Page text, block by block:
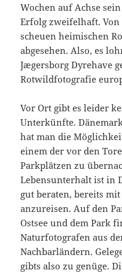
Wochen auf Achse
Erfolg zweifelhaft. Von
scheuen heimischen
abgesehen. Also, es
Jægersborg Dyrehave
Rotwildfotografie
Vor Ort gibt es leider
Unterkünfte.
hat man die
einem der vor den
Parkplätzen zu
Lebensunterhalt ist in
gut beraten, bereits
anzureisen. Auf den
Ostsee und dem Park
Naturfotografen aus
Nachbarländern.
gibts also zu genüge.